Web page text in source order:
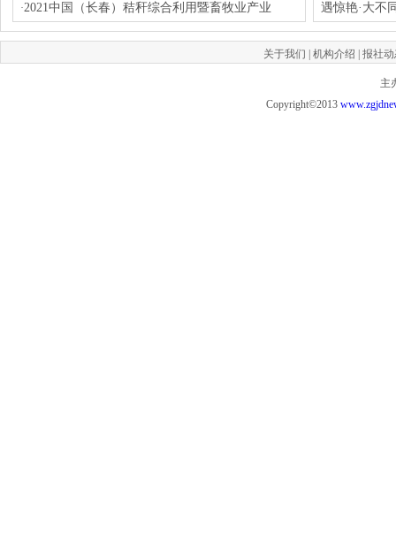
·2021中国（长春）秸秆综合利用暨畜牧业产业
遇惊艳·大不
关于我们 机构介绍 报社
主
Copyright©2013